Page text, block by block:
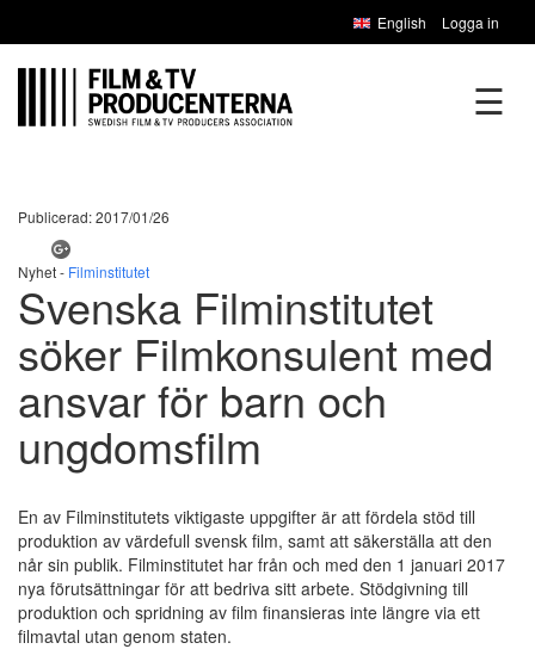
English Logga in
☰
Publicerad: 2017/01/26
Nyhet - Filminstitutet
Svenska Filminstitutet
söker Filmkonsulent med
ansvar för barn och
ungdomsfilm
En av Filminstitutets viktigaste uppgifter är att fördela stöd till
produktion av värdefull svensk film, samt att säkerställa att den
når sin publik. Filminstitutet har från och med den 1 januari 2017
nya förutsättningar för att bedriva sitt arbete. Stödgivning till
produktion och spridning av film finansieras inte längre via ett
filmavtal utan genom staten.